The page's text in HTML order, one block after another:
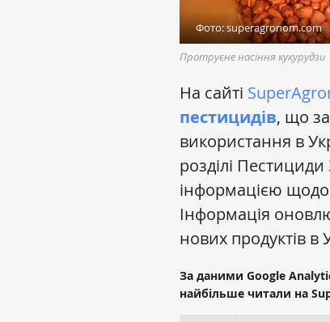
Фото: superagronom.com
Протруєне насіння кукурудзи
На сайті
пестицидів, що
використання в
розділі
інформацією щодо
Інформація
нових продуктів в
За даними Google
найбільше читали на